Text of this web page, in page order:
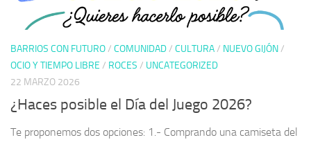
BARRIOS CON FUTURO/ COMUNIDAD/ CULTURA/ NUEVO GIJÓN/
OCIO Y TIEMPO LIBRE / ROCES / UNCATEGORIZED
22 MARZO 2026
¿Haces posible el Día del Juego 2026?
Te proponemos dos opciones: 1.- Comprando una camiseta del